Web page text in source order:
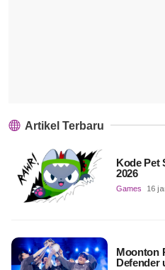
Artikel Terbaru
Kode Pet
2026
Games 16
Moonton
Defender